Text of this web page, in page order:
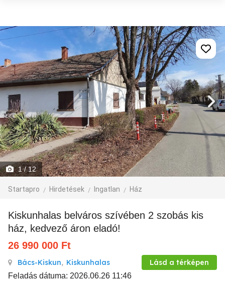
1/ 12
Startapro Hirdetések Ingatlan Ház
Kiskunhalas belváros szívében 2 szobás kis
ház, kedvező áron eladó!
26 990 000 Ft
Bács-Kiskun, Kiskunhalas Lásd a térképen
Feladás dátuma: 2026.06.26 11:46